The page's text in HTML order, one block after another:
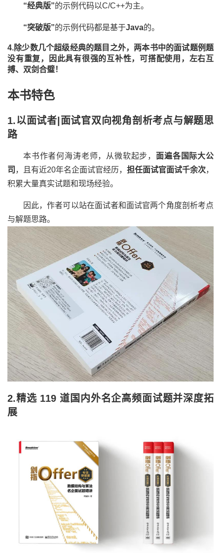
“经典版”的示例代码以C/C++为主。
“突破版”的示例代码都是基于Java的。
4.除少数几个超级经典的题目之外，两本书中的面试题例题
没有重复，因此具有很强的互补性，可搭配使用，左右互
搏、双剑合璧！
本书特色
1.以面试者|面试官双向视角剖析考点与解题思
路
本书作者何海涛老师，从微软起步， 面遍各国际大公
司 ，且有近20年名企面试官经历， 担任面试官面试千余次，
积累大量真实试题和现场经验。
因此，作者可以站在面试者和面试官两个角度剖析考点
与解题思路。
2.精选 119 道国内外名企高频面试题并深度拓
展